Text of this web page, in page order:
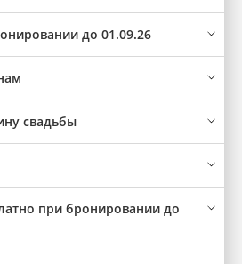
до 01.09.26
свадьбы
при бронировании до